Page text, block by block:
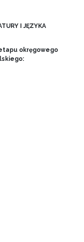
I JĘZYKA
okręgowego